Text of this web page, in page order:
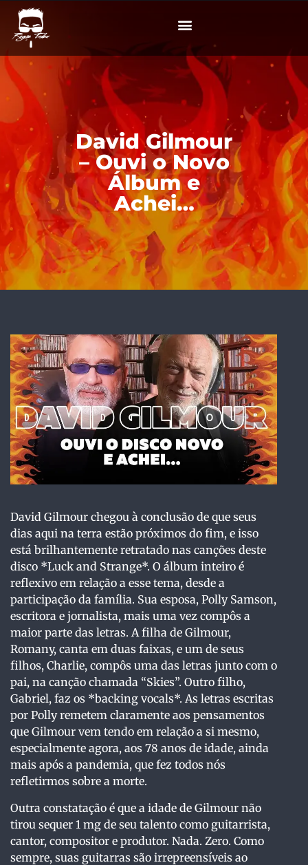
David Gilmour
– Ouvi o Novo
Álbum e
Achei…
David Gilmour chegou à conclusão de que seus
dias aqui na terra estão próximos do fim, e isso
está brilhantemente retratado nas canções deste
disco *Luck and Strange*. O álbum inteiro é
reflexivo em relação a esse tema, desde a
participação da família. Sua esposa, Polly Samson,
escritora e jornalista, mais uma vez compôs a
maior parte das letras. A filha de Gilmour,
Romany, canta em duas faixas, e um de seus
filhos, Charlie, compôs uma das letras junto com o
pai, na canção chamada “Skies”. Outro filho,
Gabriel, faz os *backing vocals*. As letras escritas
por Polly remetem claramente aos pensamentos
que Gilmour vem tendo em relação a si mesmo,
especialmente agora, aos 78 anos de idade, ainda
mais após a pandemia, que fez todos nós
refletirmos sobre a morte.
Outra constatação é que a idade de Gilmour não
tirou sequer 1 mg de seu talento como guitarrista,
cantor, compositor e produtor. Nada. Zero. Como
sempre, suas guitarras são irrepreensíveis ao